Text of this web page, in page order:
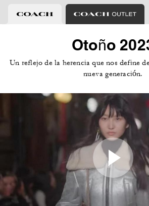
Otoño
Un reflejo de la herencia que nos define
nueva generación.